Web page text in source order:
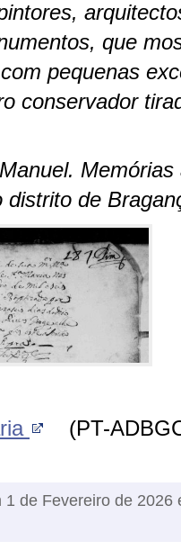
que
pequenas
conservador
distrito de
(PT-
de Fevereiro de 2026